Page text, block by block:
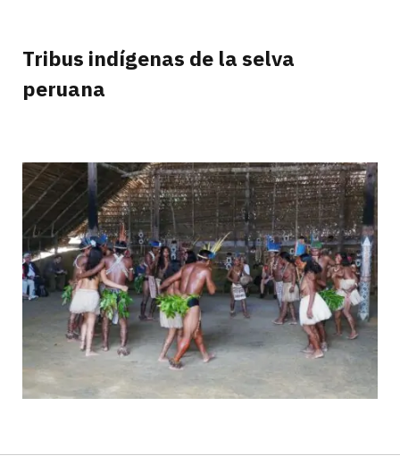
Tribus indígenas de la selva
peruana